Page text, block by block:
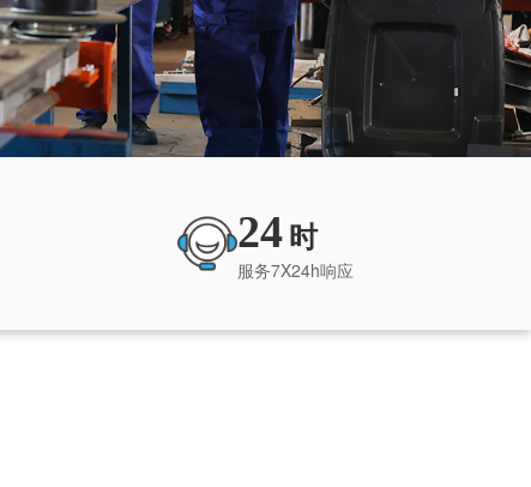
24时
服务7X24h响应